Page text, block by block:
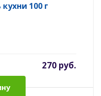
100 г
270 руб.